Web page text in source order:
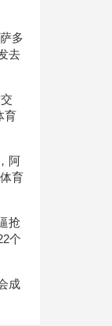
多
去
育
阿
育
抢
个
成